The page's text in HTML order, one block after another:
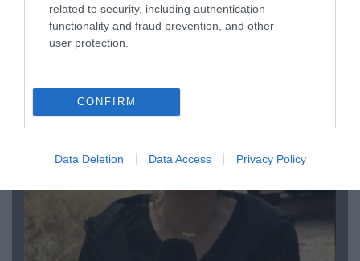
related to security, including authentication
functionality and fraud prevention, and other
user protection.
CONFIRM
Data Deletion Data Access Privacy Policy
04.08.2026 | 15:02
Αυτή την ώρα το τελευταίο «αντίο» στον πρώην
υπουργό Ι.Βαρβιτσιώτη (φωτο)